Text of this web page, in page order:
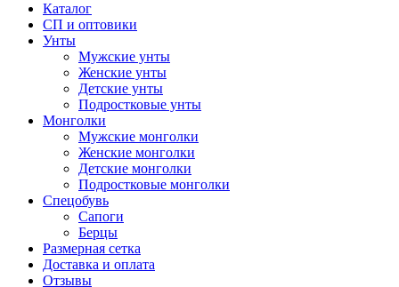
Каталог
СП и оптовики
Унты
Мужские унты
Женские унты
Детские унты
Подростковые унты
Монголки
Мужские монголки
Женские монголки
Детские монголки
Подростковые монголки
Спецобувь
Сапоги
Берцы
Размерная сетка
Доставка и оплата
Отзывы